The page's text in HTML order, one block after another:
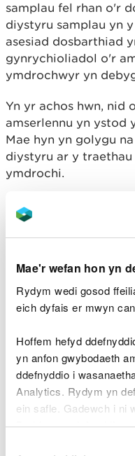
Mae'r wefan hon yn
Rydym wedi gosod
eich dyfais er mwyn
Hoffem hefyd
yn anfon gwybodaeth
ddefnyddio i
Analytics. Rydym yn
ein safle. Gadewch i ni
Byddwn yn defnyddio
samplau fel rhan o'r
diystyru samplau yn
asesiad dosbarthiad
gynrychioliadol o'r
ymdrochwyr yn
Yn yr achos hwn, nid
amserlennu yn ystod
Mae hyn yn golygu
diystyru ar y
ymdrochi.
Yr wythnos
Gorffennaf,
o Afon Hawen i
wedi digwydd o'i
dalgylch. Cafodd
unwaith i ymchwilio
Ar ôl cyrraedd,
eisoes wedi cymryd
Mewn ymateb i'r
annormal' ar gyfer
a Chilborth.